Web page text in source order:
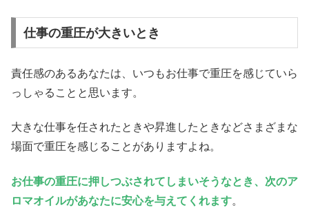
仕事の重圧が大きいとき
責任感のあるあなたは、いつもお仕事で重圧を感じていら
っしゃることと思います。
大きな仕事を任されたときや昇進したときなどさまざまな
場面で重圧を感じることがありますよね。
お仕事の重圧に押しつぶされてしまいそうなとき、次のア
ロマオイルがあなたに安心を与えてくれます。